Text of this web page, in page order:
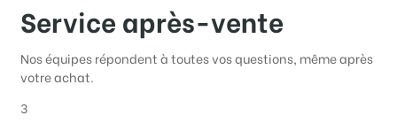
Service après-vente
Nos équipes répondent à toutes vos questions, même après
votre achat.
3